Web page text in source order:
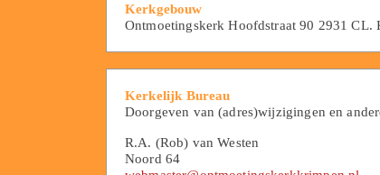
Kerkgebouw
Ontmoetingskerk Hoofdstraat 90 2931 CL.
Kerkelijk Bureau
Doorgeven van (adres)wijzigingen en
R.A. (Rob) van Westen
Noord 64